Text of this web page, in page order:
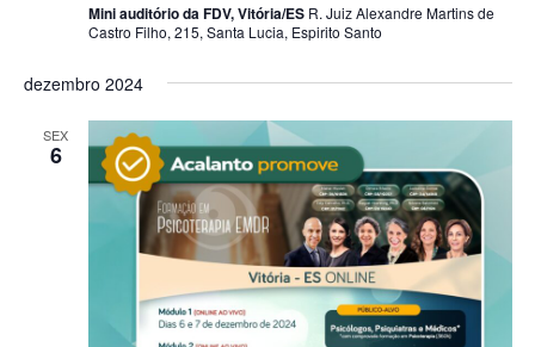
Mini auditório da FDV, Vitória/ES R. Juiz Alexandre Martins de
Castro Filho, 215, Santa Lucia, Espirito Santo
dezembro 2024
SEX
6